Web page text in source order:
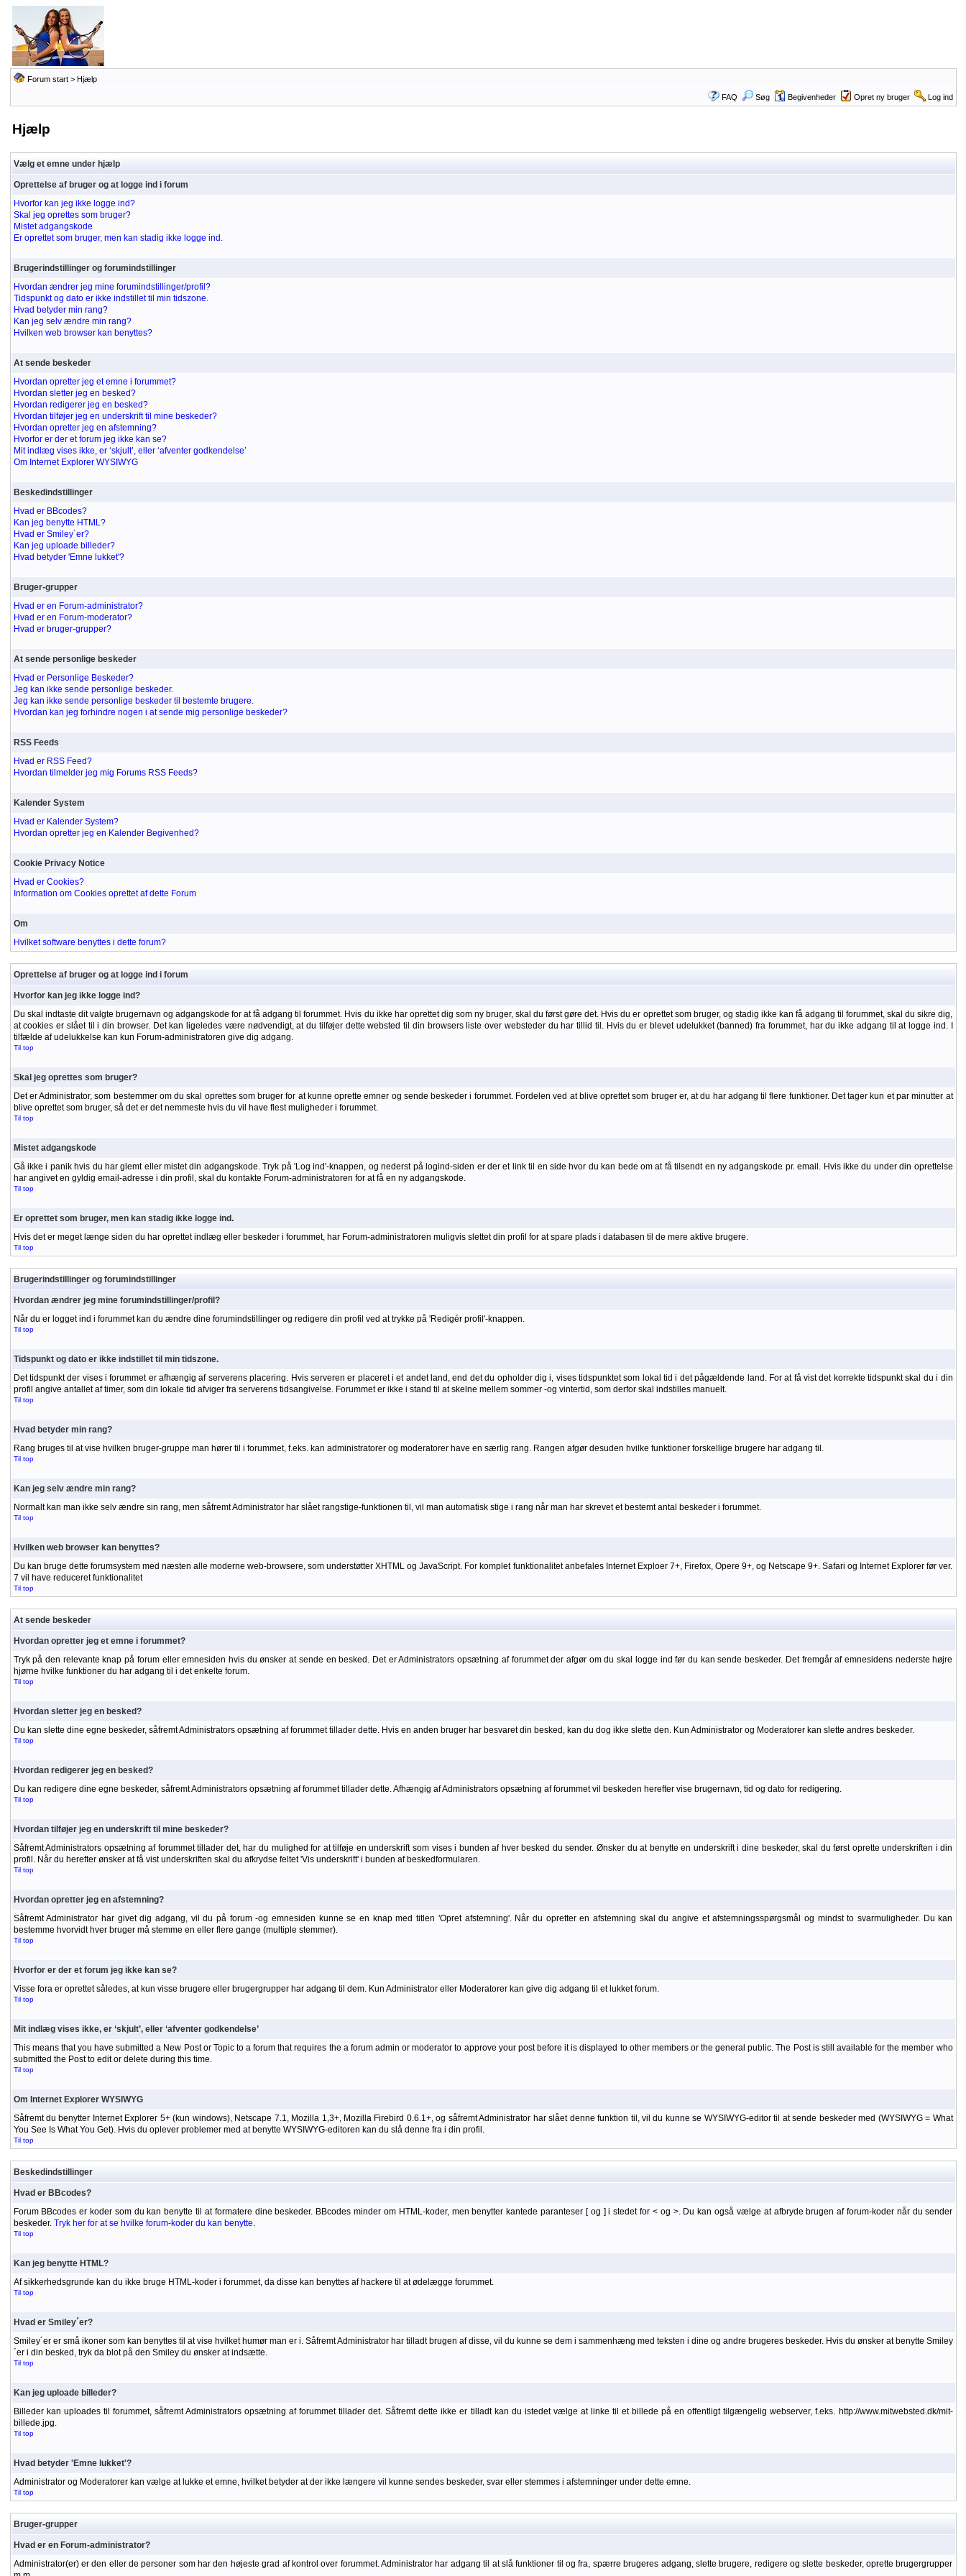
Forum start> Hjælp
FAQ Søg Begivenheder Opret ny bruger Log ind
Hjælp
Vælg et emne under hjælp
Oprettelse af bruger og at logge ind i forum
Hvorfor kan jeg ikke logge ind?
Skal jeg oprettes som bruger?
Mistet adgangskode
Er oprettet som bruger, men kan stadig ikke logge ind.
Brugerindstillinger og forumindstillinger
Hvordan ændrer jeg mine forumindstillinger/profil?
Tidspunkt og dato er ikke indstillet til min tidszone.
Hvad betyder min rang?
Kan jeg selv ændre min rang?
Hvilken web browser kan benyttes?
At sende beskeder
Hvordan opretter jeg et emne i forummet?
Hvordan sletter jeg en besked?
Hvordan redigerer jeg en besked?
Hvordan tilføjer jeg en underskrift til mine beskeder?
Hvordan opretter jeg en afstemning?
Hvorfor er der et forum jeg ikke kan se?
Mit indlæg vises ikke, er ‘skjult’, eller ‘afventer godkendelse’
Om Internet Explorer WYSIWYG
Beskedindstillinger
Hvad er BBcodes?
Kan jeg benytte HTML?
Hvad er Smiley´er?
Kan jeg uploade billeder?
Hvad betyder 'Emne lukket'?
Bruger-grupper
Hvad er en Forum-administrator?
Hvad er en Forum-moderator?
Hvad er bruger-grupper?
At sende personlige beskeder
Hvad er Personlige Beskeder?
Jeg kan ikke sende personlige beskeder.
Jeg kan ikke sende personlige beskeder til bestemte brugere.
Hvordan kan jeg forhindre nogen i at sende mig personlige beskeder?
RSS Feeds
Hvad er RSS Feed?
Hvordan tilmelder jeg mig Forums RSS Feeds?
Kalender System
Hvad er Kalender System?
Hvordan opretter jeg en Kalender Begivenhed?
Cookie Privacy Notice
Hvad er Cookies?
Information om Cookies oprettet af dette Forum
Om
Hvilket software benyttes i dette forum?
Oprettelse af bruger og at logge ind i forum
Hvorfor kan jeg ikke logge ind?
Du skal indtaste dit valgte brugernavn og adgangskode for at få adgang til forummet. Hvis du ikke har oprettet dig som ny bruger, skal du først gøre det. Hvis du er oprettet som bruger, og stadig ikke kan få adgang til forummet, skal du sikre dig,
at cookies er slået til i din browser. Det kan ligeledes være nødvendigt, at du tilføjer dette websted til din browsers liste over websteder du har tillid til. Hvis du er blevet udelukket (banned) fra forummet, har du ikke adgang til at logge ind. I
tilfælde af udelukkelse kan kun Forum-administratoren give dig adgang.
Til top
Skal jeg oprettes som bruger?
Det er Administrator, som bestemmer om du skal oprettes som bruger for at kunne oprette emner og sende beskeder i forummet. Fordelen ved at blive oprettet som bruger er, at du har adgang til flere funktioner. Det tager kun et par minutter at
blive oprettet som bruger, så det er det nemmeste hvis du vil have flest muligheder i forummet.
Til top
Mistet adgangskode
Gå ikke i panik hvis du har glemt eller mistet din adgangskode. Tryk på 'Log ind'-knappen, og nederst på logind-siden er der et link til en side hvor du kan bede om at få tilsendt en ny adgangskode pr. email. Hvis ikke du under din oprettelse
har angivet en gyldig email-adresse i din profil, skal du kontakte Forum-administratoren for at få en ny adgangskode.
Til top
Er oprettet som bruger, men kan stadig ikke logge ind.
Hvis det er meget længe siden du har oprettet indlæg eller beskeder i forummet, har Forum-administratoren muligvis slettet din profil for at spare plads i databasen til de mere aktive brugere.
Til top
Brugerindstillinger og forumindstillinger
Hvordan ændrer jeg mine forumindstillinger/profil?
Når du er logget ind i forummet kan du ændre dine forumindstillinger og redigere din profil ved at trykke på 'Redigér profil'-knappen.
Til top
Tidspunkt og dato er ikke indstillet til min tidszone.
Det tidspunkt der vises i forummet er afhængig af serverens placering. Hvis serveren er placeret i et andet land, end det du opholder dig i, vises tidspunktet som lokal tid i det pågældende land. For at få vist det korrekte tidspunkt skal du i din
profil angive antallet af timer, som din lokale tid afviger fra serverens tidsangivelse. Forummet er ikke i stand til at skelne mellem sommer -og vintertid, som derfor skal indstilles manuelt.
Til top
Hvad betyder min rang?
Rang bruges til at vise hvilken bruger-gruppe man hører til i forummet, f.eks. kan administratorer og moderatorer have en særlig rang. Rangen afgør desuden hvilke funktioner forskellige brugere har adgang til.
Til top
Kan jeg selv ændre min rang?
Normalt kan man ikke selv ændre sin rang, men såfremt Administrator har slået rangstige-funktionen til, vil man automatisk stige i rang når man har skrevet et bestemt antal beskeder i forummet.
Til top
Hvilken web browser kan benyttes?
Du kan bruge dette forumsystem med næsten alle moderne web-browsere, som understøtter XHTML og JavaScript. For komplet funktionalitet anbefales Internet Exploer 7+, Firefox, Opere 9+, og Netscape 9+. Safari og Internet Explorer før ver.
7 vil have reduceret funktionalitet
Til top
At sende beskeder
Hvordan opretter jeg et emne i forummet?
Tryk på den relevante knap på forum eller emnesiden hvis du ønsker at sende en besked. Det er Administrators opsætning af forummet der afgør om du skal logge ind før du kan sende beskeder. Det fremgår af emnesidens nederste højre
hjørne hvilke funktioner du har adgang til i det enkelte forum.
Til top
Hvordan sletter jeg en besked?
Du kan slette dine egne beskeder, såfremt Administrators opsætning af forummet tillader dette. Hvis en anden bruger har besvaret din besked, kan du dog ikke slette den. Kun Administrator og Moderatorer kan slette andres beskeder.
Til top
Hvordan redigerer jeg en besked?
Du kan redigere dine egne beskeder, såfremt Administrators opsætning af forummet tillader dette. Afhængig af Administrators opsætning af forummet vil beskeden herefter vise brugernavn, tid og dato for redigering.
Til top
Hvordan tilføjer jeg en underskrift til mine beskeder?
Såfremt Administrators opsætning af forummet tillader det, har du mulighed for at tilføje en underskrift som vises i bunden af hver besked du sender. Ønsker du at benytte en underskrift i dine beskeder, skal du først oprette underskriften i din
profil. Når du herefter ønsker at få vist underskriften skal du afkrydse feltet 'Vis underskrift' i bunden af beskedformularen.
Til top
Hvordan opretter jeg en afstemning?
Såfremt Administrator har givet dig adgang, vil du på forum -og emnesiden kunne se en knap med titlen 'Opret afstemning'. Når du opretter en afstemning skal du angive et afstemningsspørgsmål og mindst to svarmuligheder. Du kan
bestemme hvorvidt hver bruger må stemme en eller flere gange (multiple stemmer).
Til top
Hvorfor er der et forum jeg ikke kan se?
Visse fora er oprettet således, at kun visse brugere eller brugergrupper har adgang til dem. Kun Administrator eller Moderatorer kan give dig adgang til et lukket forum.
Til top
Mit indlæg vises ikke, er ‘skjult’, eller ‘afventer godkendelse’
This means that you have submitted a New Post or Topic to a forum that requires the a forum admin or moderator to approve your post before it is displayed to other members or the general public. The Post is still available for the member who
submitted the Post to edit or delete during this time.
Til top
Om Internet Explorer WYSIWYG
Såfremt du benytter Internet Explorer 5+ (kun windows), Netscape 7.1, Mozilla 1,3+, Mozilla Firebird 0.6.1+, og såfremt Administrator har slået denne funktion til, vil du kunne se WYSIWYG-editor til at sende beskeder med (WYSIWYG = What
You See Is What You Get). Hvis du oplever problemer med at benytte WYSIWYG-editoren kan du slå denne fra i din profil.
Til top
Beskedindstillinger
Hvad er BBcodes?
Forum BBcodes er koder som du kan benytte til at formatere dine beskeder. BBcodes minder om HTML-koder, men benytter kantede paranteser [ og ] i stedet for < og >. Du kan også vælge at afbryde brugen af forum-koder når du sender
beskeder. Tryk her for at se hvilke forum-koder du kan benytte.
Til top
Kan jeg benytte HTML?
Af sikkerhedsgrunde kan du ikke bruge HTML-koder i forummet, da disse kan benyttes af hackere til at ødelægge forummet.
Til top
Hvad er Smiley´er?
Smiley´er er små ikoner som kan benyttes til at vise hvilket humør man er i. Såfremt Administrator har tilladt brugen af disse, vil du kunne se dem i sammenhæng med teksten i dine og andre brugeres beskeder. Hvis du ønsker at benytte Smiley
´er i din besked, tryk da blot på den Smiley du ønsker at indsætte.
Til top
Kan jeg uploade billeder?
Billeder kan uploades til forummet, såfremt Administrators opsætning af forummet tillader det. Såfremt dette ikke er tilladt kan du istedet vælge at linke til et billede på en offentligt tilgængelig webserver, f.eks. http://www.mitwebsted.dk/mit-
billede.jpg.
Til top
Hvad betyder 'Emne lukket'?
Administrator og Moderatorer kan vælge at lukke et emne, hvilket betyder at der ikke længere vil kunne sendes beskeder, svar eller stemmes i afstemninger under dette emne.
Til top
Bruger-grupper
Hvad er en Forum-administrator?
Administrator(er) er den eller de personer som har den højeste grad af kontrol over forummet. Administrator har adgang til at slå funktioner til og fra, spærre brugeres adgang, slette brugere, redigere og slette beskeder, oprette brugergrupper